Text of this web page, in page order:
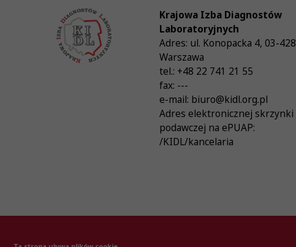
Krajowa Izba Diagnostów
Laboratoryjnych
Adres: ul. Konopacka 4,03-428
Warszawa
tel.: +48 22 741 21 55
fax: ---
e-mail: biuro@kidl.org.pl
Adres elektronicznej skrzynki
podawczej na ePUAP:
/KIDL/kancelaria